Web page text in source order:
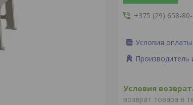
+375 (29) 658-
Условия
Производитель
возврат товара в